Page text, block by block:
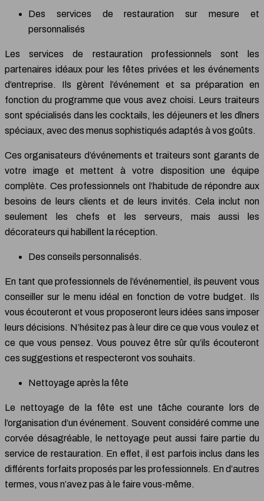
Des services de restauration sur mesure et
personnalisés
Les services de restauration professionnels sont les
partenaires idéaux pour les fêtes privées et les événements
d’entreprise. Ils gèrent l’événement et sa préparation en
fonction du programme que vous avez choisi. Leurs traiteurs
sont spécialisés dans les cocktails, les déjeuners et les dîners
spéciaux, avec des menus sophistiqués adaptés à vos goûts.
Ces organisateurs d’événements et traiteurs sont garants de
votre image et mettent à votre disposition une équipe
complète. Ces professionnels ont l’habitude de répondre aux
besoins de leurs clients et de leurs invités. Cela inclut non
seulement les chefs et les serveurs, mais aussi les
décorateurs qui habillent la réception.
Des conseils personnalisés.
En tant que professionnels de l’événementiel, ils peuvent vous
conseiller sur le menu idéal en fonction de votre budget. Ils
vous écouteront et vous proposeront leurs idées sans imposer
leurs décisions. N’hésitez pas à leur dire ce que vous voulez et
ce que vous pensez. Vous pouvez être sûr qu’ils écouteront
ces suggestions et respecteront vos souhaits.
Nettoyage après la fête
Le nettoyage de la fête est une tâche courante lors de
l’organisation d’un événement. Souvent considéré comme une
corvée désagréable, le nettoyage peut aussi faire partie du
service de restauration. En effet, il est parfois inclus dans les
différents forfaits proposés par les professionnels. En d’autres
termes, vous n’avez pas à le faire vous-même.